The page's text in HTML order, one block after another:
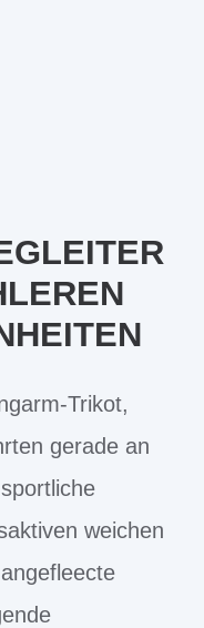
Trikot,
gerade an
weichen